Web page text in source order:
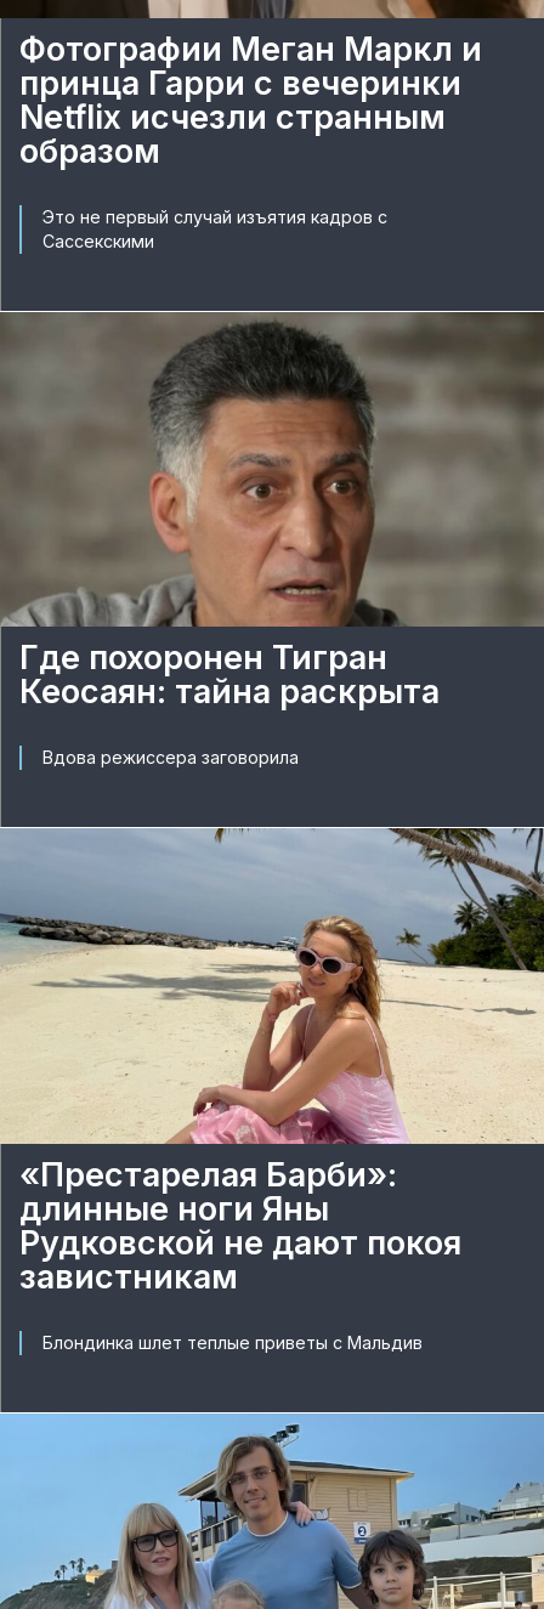
Фотографии Меган Маркл и
принца Гарри с вечеринки
Netflix исчезли странным
образом
Это не первый случай изъятия кадров с
Сассекскими
Где похоронен Тигран
Кеосаян: тайна раскрыта
Вдова режиссера заговорила
«Престарелая Барби»:
длинные ноги Яны
Рудковской не дают покоя
завистникам
Блондинка шлет теплые приветы с Мальдив